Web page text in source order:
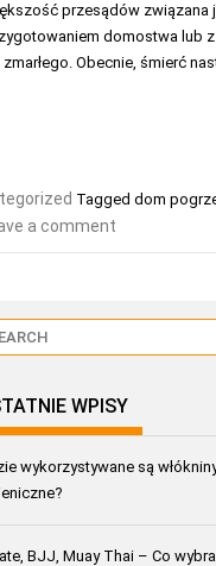
przesądów związana
domostwa lub
Obecnie, śmierć
Taggeddom
a comment
WPISY
wykorzystywane są
BJJ, Muay Thai – Co